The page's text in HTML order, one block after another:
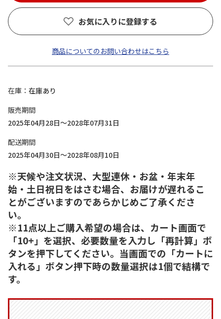
お気に入りに登録する
商品についてのお問い合わせはこちら
在庫
在庫あり
販売期間
2025年04月28日～2028年07月31日
配送期間
2025年04月30日～2028年08月10日
※天候や注文状況、大型連休・お盆・年末年
始・土日祝日をはさむ場合、お届けが遅れるこ
とがございますのであらかじめご了承くださ
い。
※11点以上ご購入希望の場合は、カート画面で
「10+」を選択、必要数量を入力し「再計算」ボ
タンを押下してください。当画面での「カートに
入れる」ボタン押下時の数量選択は1個で結構で
す。